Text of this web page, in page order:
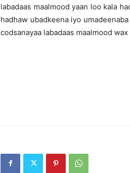
labadaas maalmood yaan loo kala
hadhaw ubadkeena iyo
codsanayaa labadaas maalmood